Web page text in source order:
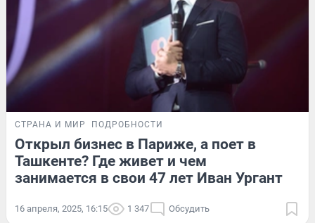
СТРАНА И МИР ПОДРОБНОСТИ
Открыл бизнес в Париже, а поет в
Ташкенте? Где живет и чем
занимается в свои 47 лет Иван Ургант
16 апреля, 2025, 16:15 1 347 Обсудить